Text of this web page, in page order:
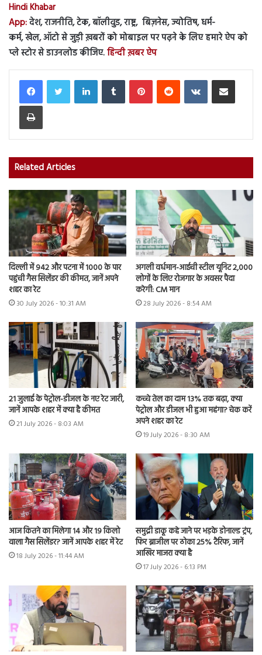
Hindi Khabar
App:देश, राजनीति, टेक, बॉलीवुड, राष्ट्र, बिज़नेस, ज्योतिष, धर्म-
कर्म, खेल, ऑटो से जुड़ी ख़बरों को मोबाइल पर पढ़ने के लिए हमारे ऐप को
प्ले स्टोर से डाउनलोड कीजिए.हिन्दी ख़बर ऐप
LinkedInTumblr PinterestReddit VKontakteShare via Email
Print
Related Articles
दिल्ली में 942 और पटना में 1000 के पार
पहुंची गैस सिलेंडर की कीमत, जानें अपने
शहर का रेट
30 July 2026 - 10:31 AM
अगली वर्धमान-आईची स्टील यूनिट 2,000
लोगों के लिए रोजगार के अवसर पैदा
करेगी: CM मान
28 July 2026 - 8:54 AM
21 जुलाई के पेट्रोल-डीजल के नए रेट जारी,
जानें आपके शहर में क्या है कीमत
21 July 2026 - 8:03 AM
कच्चे तेल का दाम 13% तक बढ़ा, क्या
पेट्रोल और डीजल भी हुआ महंगा? चेक करें
अपने शहर का रेट
19 July 2026 - 8:30 AM
आज कितने का मिलेगा 14 और 19 किलो
वाला गैस सिलेंडर? जानें आपके शहर में रेट
18 July 2026 - 11:44 AM
समुद्री डाकू कहे जाने पर भड़के डोनाल्ड ट्रंप,
फिर ब्राजील पर ठोका 25% टैरिफ, जानें
आखिर माजरा क्या है
17 July 2026 - 6:13 PM